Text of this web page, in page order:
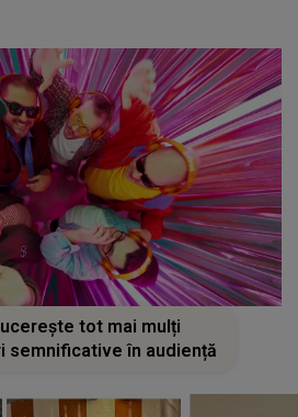
tot mai mulți
semnificative în audiență